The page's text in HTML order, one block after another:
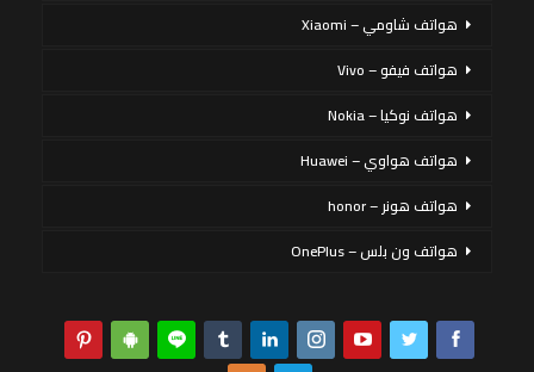
هواتف شاومي – Xiaomi
هواتف فيفو – Vivo
هواتف نوكيا – Nokia
هواتف هواوي – Huawei
هواتف هونر – honor
هواتف ون بلس – OnePlus